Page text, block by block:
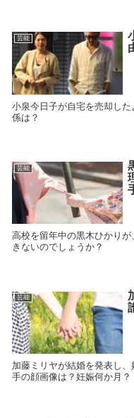
芸能
小泉今日子が自宅を売却し
係は？
芸能
高校を留年中の黒木ひかり
きないのでしょうか？
芸能
加藤ミリヤが結婚を発表し
手の顔画像は？妊娠何か月？